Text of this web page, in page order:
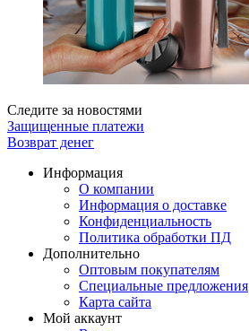
Следите за новостями
Защищенные платежи
Возврат денег
Информация
О компании
Информация о доставке
Конфиденциальность
Политика обработки ПД
Дополнительно
Оптовым покупателям
Специальные предложения
Карта сайта
Мой аккаунт